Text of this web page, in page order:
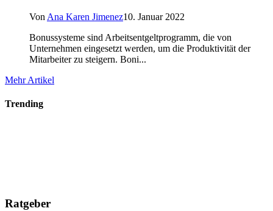
Von Ana Karen Jimenez10. Januar 2022
Bonussysteme sind Arbeitsentgeltprogramm, die von
Unternehmen eingesetzt werden, um die Produktivität der
Mitarbeiter zu steigern. Boni...
Mehr Artikel
Trending
Ratgeber